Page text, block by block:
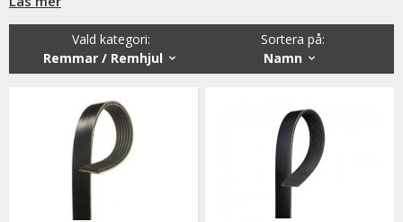
Vi på Mr Tuning har själva ett stort intresse för bilstyling &
biltuning, därför vet vi att de produkter vi erbjuder håller
måttet då vi aldrig skulle erbjuda någonting vi själva inte skulle
välja att använda.
välkommen att kontakta oss för rådgivning.
Sortera på:
Namn
Vald kategori:
Remmar / Remhjul